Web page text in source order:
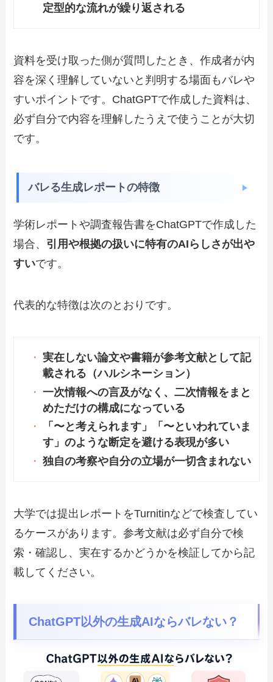
定型的な流れが繰り返される
資料を受け取った側が質問したとき、作成者が内
容を深く理解していないと判明する場面もバレや
すいポイントです。ChatGPTで作成した資料は、
必ず自分で内容を理解したうえで使うことが大切
です。
バレる生成レポートの特徴
学術レポートや調査報告書をChatGPTで作成した
場合、 引用や根拠の扱いに特有のAIらしさが出や
すいです。
代表的な特徴は次のとおりです。
実在しない論文や書籍が参考文献として記
載される（ハルシネーション）
一次情報への言及がなく、二次情報をまと
めただけの構成になっている
「〜と考えられます」「〜といわれていま
す」のような断定を避ける表現が多い
独自の考察や自分の立場が一切含まれない
大学では提出レポートをTurnitinなどで検査してい
るケースがあります。参考文献は必ず自分で検
索・確認し、実在するかどうかを検証してから記
載してください。
ChatGPT以外の生成AIならバレない？